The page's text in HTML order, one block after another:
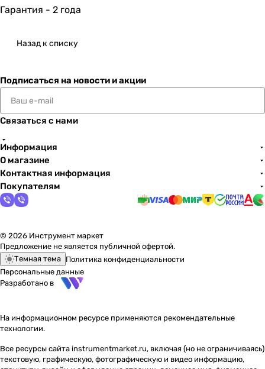
Гарантия - 2 года
Назад к списку
Подписаться на новости и акции
Связаться с нами
Информация
О магазине
Контактная информация
Покупателям
© 2026 Инструмент маркет
Предложение не является публичной офертой.
Темная тема Политика конфиденциальности
Персональные данные
Разработано в
На информационном ресурсе применяются рекомендательные
технологии.
Все ресурсы сайта instrumentmarket.ru, включая (но не ограничиваясь)
текстовую, графическую, фотографическую и видео информацию,